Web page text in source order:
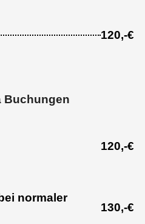
120,-€
Buchungen
120,-€
normaler
130,-€